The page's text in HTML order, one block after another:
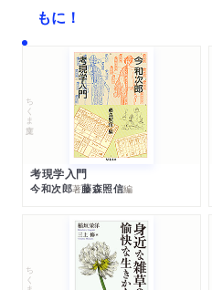
もに！
ちくま文庫
考現学入門
今和次郎著藤森照信編
ちくま文庫